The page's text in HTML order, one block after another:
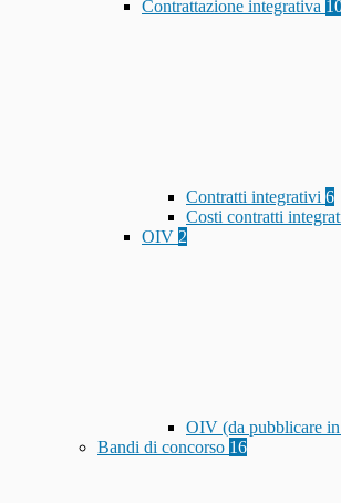
Contrattazione integrativa
Contratti integrativi 6
Costi contratti
OIV 2
OIV (da pubblicare
Bandi di concorso 16